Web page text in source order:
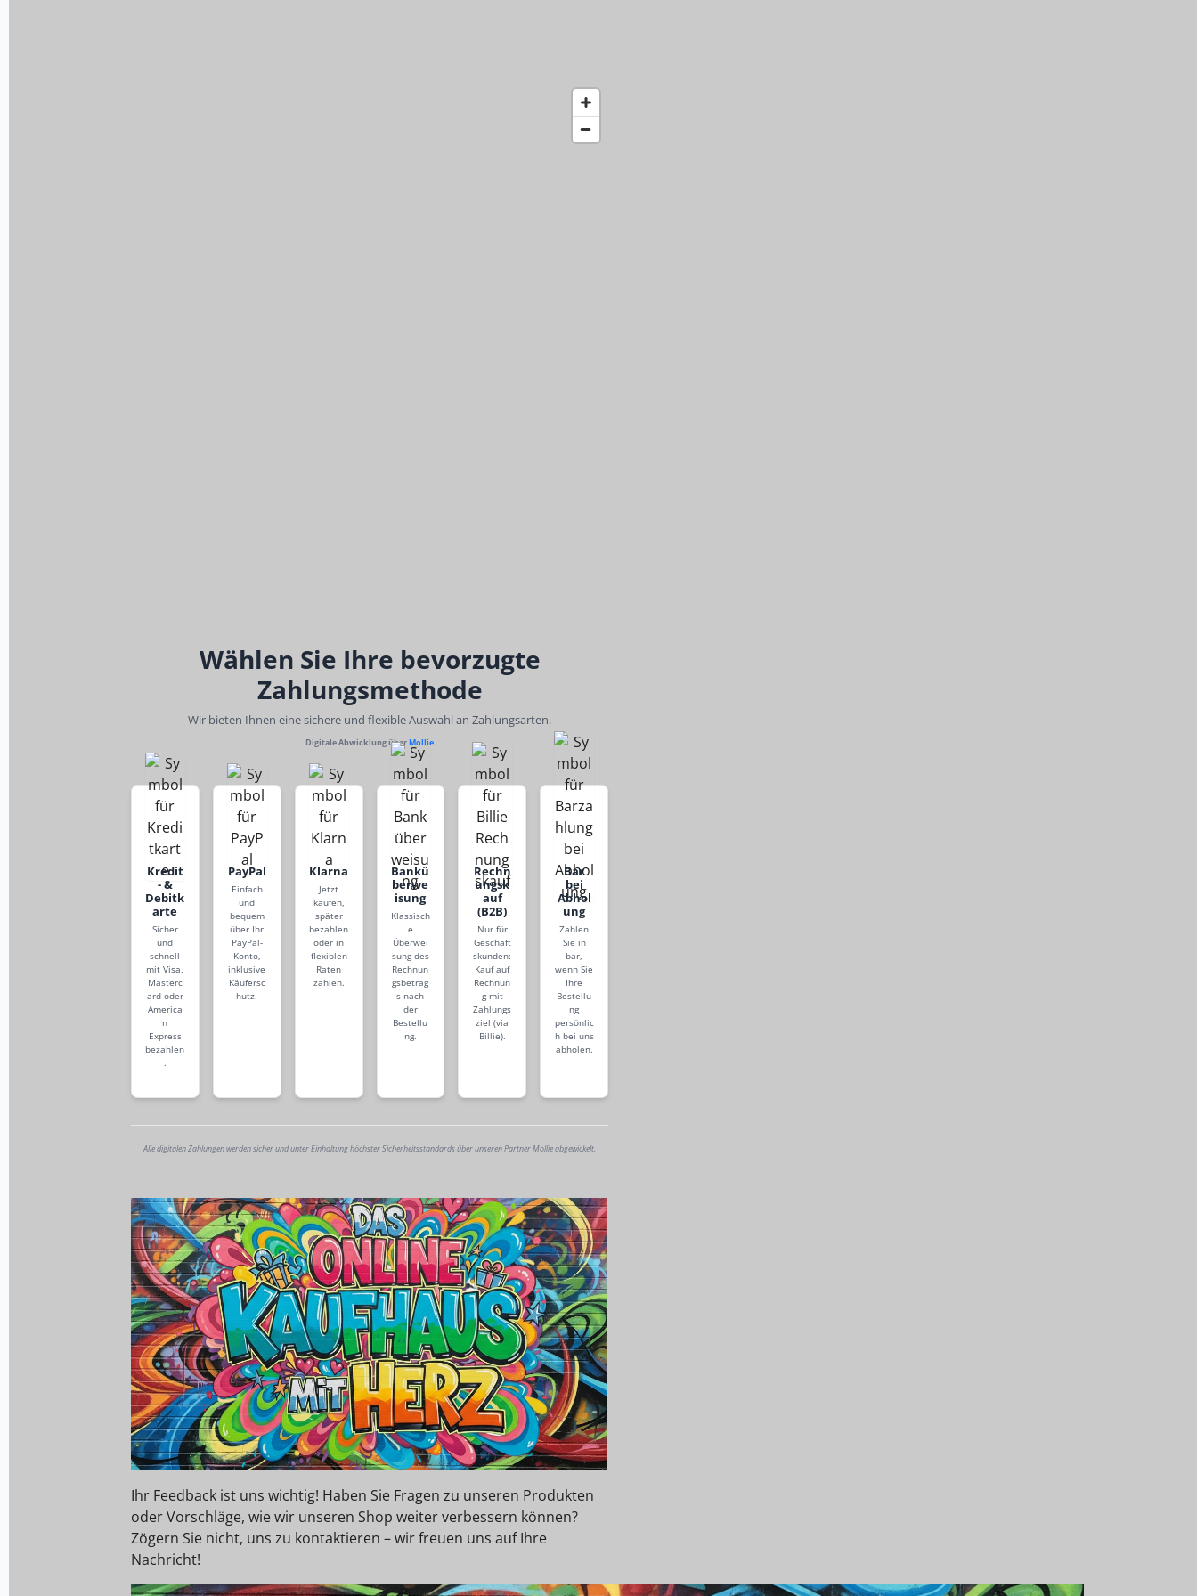
Wählen Sie Ihre bevorzugte
Zahlungsmethode
Wir bieten Ihnen eine sichere und flexible Auswahl an Zahlungsarten.
Digitale Abwicklung überMollie
Kredit
- &
Debitk
arte
Sicher
und
schnell
mit Visa,
Masterc
ard oder
America
n
Express
bezahlen
.
PayPal
Einfach
und
bequem
über Ihr
PayPal-
Konto,
inklusive
Käufersc
hutz.
Klarna
Jetzt
kaufen,
später
bezahlen
oder in
flexiblen
Raten
zahlen.
Bankü
berwe
isung
Klassisch
e
Überwei
sung des
Rechnun
gsbetrag
s nach
der
Bestellu
ng.
Rechn
ungsk
auf
(B2B)
Nur für
Geschäft
skunden:
Kauf auf
Rechnun
g mit
Zahlungs
ziel (via
Billie).
Bar
bei
Abhol
ung
Zahlen
Sie in
bar,
wenn Sie
Ihre
Bestellu
ng
persönlic
h bei uns
abholen.
Alle digitalen Zahlungen werden sicher und unter Einhaltung höchster Sicherheitsstandards über unseren Partner Mollie abgewickelt.
Ihr Feedback ist uns wichtig! Haben Sie Fragen zu unseren Produkten
oder Vorschläge, wie wir unseren Shop weiter verbessern können?
Zögern Sie nicht, uns zu kontaktieren – wir freuen uns auf Ihre
Nachricht!